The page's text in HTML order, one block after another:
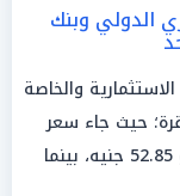
الدولي وبنك
والخاصة
حيث جاء سعر
الشراء في «البنك التجاري الدولي CIB» بنحو 52.85 جنيه، بينما